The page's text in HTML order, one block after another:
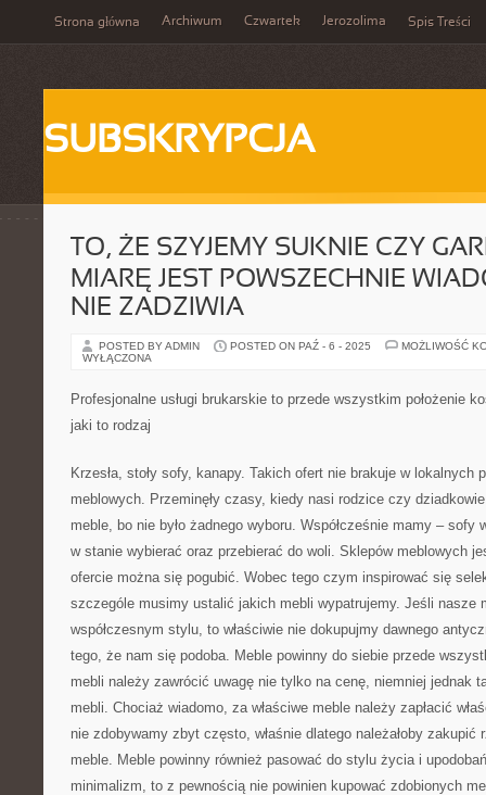
Strona główna Archiwum Czwartek Jerozolima Spis Treści
SUBSKRYPCJA
TO, ŻE SZYJEMY SUKNIE CZY
MIARĘ JEST POWSZECHNIE
NIE ZADZIWIA
POSTED BY ADMIN POSTED ON PAŹ - 6 - 2025
MOŻLIWOŚĆ
WYŁĄCZONA
Profesjonalne usługi brukarskie to przede wszystkim położenie
jaki to rodzaj
Krzesła, stoły sofy, kanapy. Takich ofert nie brakuje w lokalnych
meblowych. Przeminęły czasy, kiedy nasi rodzice czy
meble, bo nie było żadnego wyboru. Współcześnie mamy –
w stanie wybierać oraz przebierać do woli. Sklepów meblowych
ofercie można się pogubić. Wobec tego czym inspirować się
szczególe musimy ustalić jakich mebli wypatrujemy. Jeśli nasze
współczesnym stylu, to właściwie nie dokupujmy dawnego
tego, że nam się podoba. Meble powinny do siebie przede
mebli należy zawrócić uwagę nie tylko na cenę, niemniej jednak
mebli. Chociaż wiadomo, za właściwe meble należy zapłacić
nie zdobywamy zbyt często, właśnie dlatego należałoby zakupić
meble. Meble powinny również pasować do stylu życia i
minimalizm, to z pewnością nie powinien kupować zdobionych